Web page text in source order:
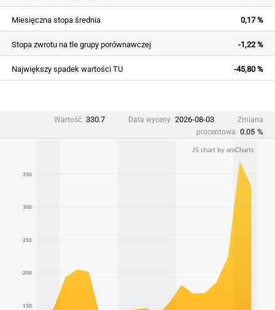
Miesięczna stopa średnia 0,17 %
Stopa zwrotu na tle grupy porównawczej -1,22 %
Największy spadek wartości TU -45,80 %
Wartość 330.7 Data wyceny 2026-08-03
Zmiana
procentowa 0.05 %
150
200
250
300
350
JS chart by amCharts